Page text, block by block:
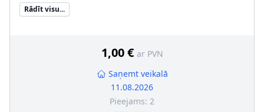
Iekšējais diametrs [mm]
Rādīt visu...
1,00 € ar PVN
Saņemt veikalā
11.08.2026
Pieejams: 2